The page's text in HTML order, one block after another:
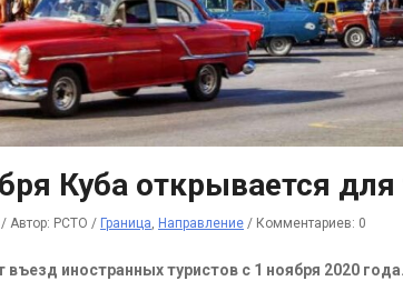
Куба открывается для
/ Автор: РСТО / Граница, Направление / Комментариев: 0
въезд иностранных туристов с 1 ноября 2020